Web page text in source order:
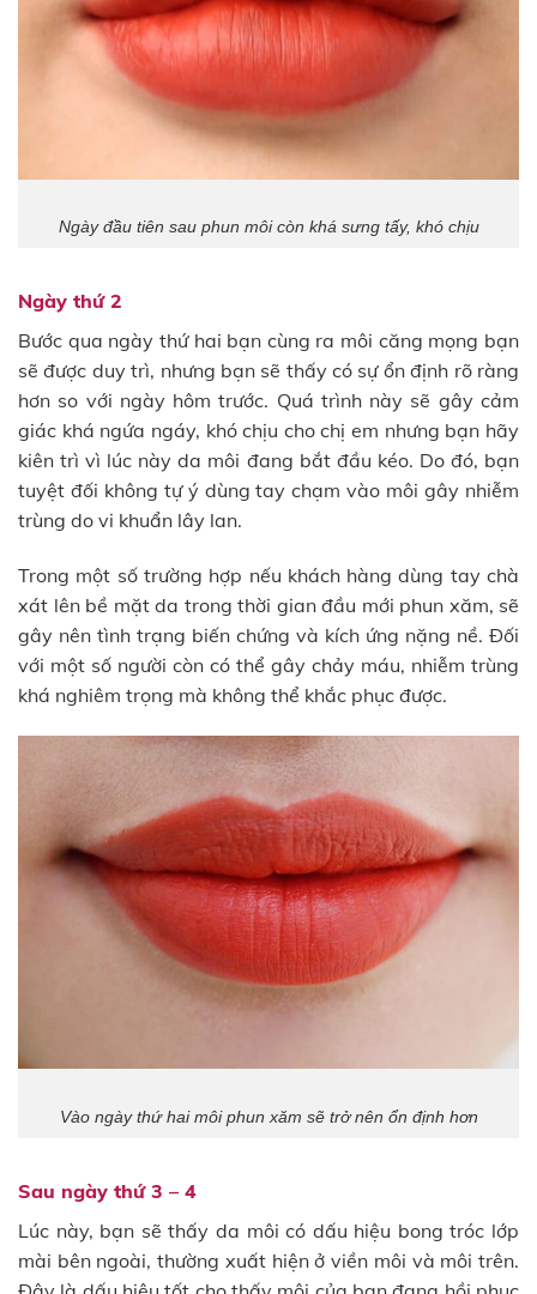
Ngày đầu tiên sau phun môi còn khá sưng tấy, khó chịu
Ngày thứ 2
Bước qua ngày thứ hai bạn cùng ra môi căng mọng bạn
sẽ được duy trì, nhưng bạn sẽ thấy có sự ổn định rõ ràng
hơn so với ngày hôm trước. Quá trình này sẽ gây cảm
giác khá ngứa ngáy, khó chịu cho chị em nhưng bạn hãy
kiên trì vì lúc này da môi đang bắt đầu kéo. Do đó, bạn
tuyệt đối không tự ý dùng tay chạm vào môi gây nhiễm
trùng do vi khuẩn lây lan.
Trong một số trường hợp nếu khách hàng dùng tay chà
xát lên bề mặt da trong thời gian đầu mới phun xăm, sẽ
gây nên tình trạng biến chứng và kích ứng nặng nề. Đối
với một số người còn có thể gây chảy máu, nhiễm trùng
khá nghiêm trọng mà không thể khắc phục được.
Vào ngày thứ hai môi phun xăm sẽ trở nên ổn định hơn
Sau ngày thứ 3 – 4
Lúc này, bạn sẽ thấy da môi có dấu hiệu bong tróc lớp
mài bên ngoài, thường xuất hiện ở viền môi và môi trên.